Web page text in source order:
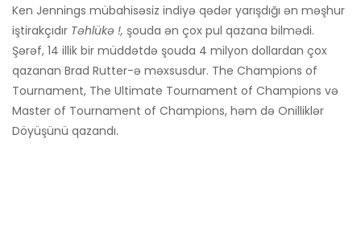
Ken Jennings mübahisəsiz indiyə qədər yarışdığı ən məşhur
iştirakçıdır Təhlükə !, şouda ən çox pul qazana bilmədi.
Şərəf, 14 illik bir müddətdə şouda 4 milyon dollardan çox
qazanan Brad Rutter-ə məxsusdur. The Champions of
Tournament, The Ultimate Tournament of Champions və
Master of Tournament of Champions, həm də Onilliklər
Döyüşünü qazandı.